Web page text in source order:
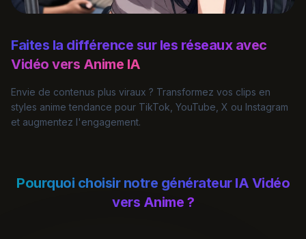
Faites la différence sur les réseaux avec
Vidéo vers Anime IA
Envie de contenus plus viraux ? Transformez vos clips en
styles anime tendance pour TikTok, YouTube, X ou Instagram
et augmentez l'engagement.
Pourquoi choisir notre générateur IA Vidéo
vers Anime ?